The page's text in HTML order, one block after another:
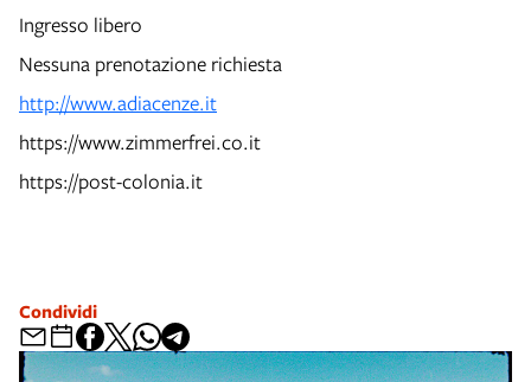
Ingresso libero
Nessuna prenotazione richiesta
http://www.adiacenze.it
https://www.zimmerfrei.co.it
https://post-colonia.it
Condividi